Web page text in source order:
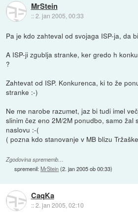
MrStein
::2. jan 2005, 00:33
Pa je kdo zahteval od svojaga ISP-ja, da
A ISP-ji zgublja stranke, ker gredo h
?
Zahtevat od ISP. Konkurenca, ki to že
stranke :-)
Ne me narobe razumet, jaz bi tudi imel
slinim čez eno 2M/2M ponudbo, samo žal
naslovu :-(
( pozna kdo stanovanje v MB blizu
Zgodovina sprememb…
spremenil:MrStein(2. jan 2005 ob 00:33)
CaqKa
::2. jan 2005, 02:10